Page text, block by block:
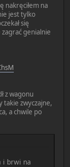
nakręciłem na
jest tylko
się
genialnie
z wagonu
takie zwyczajne,
a chwile po
i brwi na